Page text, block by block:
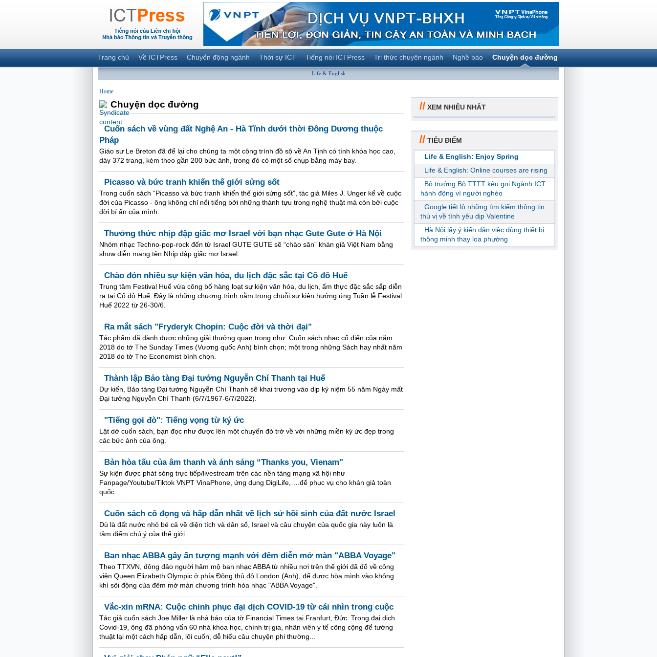
Trang chủ Về ICTPress Chuyển động ngành Thời sự ICT Tiếng nói ICTPress Tri thức chuyên ngành Nghề báo Chuyện dọc đường
Life & English
Home
Chuyện dọc đường
Cuốn sách về vùng đất Nghệ An - Hà Tĩnh dưới thời Đông Dương thuộc
Pháp
Giáo sư Le Breton đã để lại cho chúng ta một công trình đồ sộ về An Tịnh có tính khóa học cao,
dày 372 trang, kèm theo gần 200 bức ảnh, trong đó có một số chụp bằng máy bay.
Picasso và bức tranh khiến thế giới sửng sốt
Trong cuốn sách “Picasso và bức tranh khiến thế giới sửng sốt”, tác giả Miles J. Unger kể về cuộc
đời của Picasso - ông không chỉ nổi tiếng bởi những thành tựu trong nghệ thuật mà còn bởi cuộc
đời bí ẩn của mình.
Thưởng thức nhịp đập giấc mơ Israel với bạn nhạc Gute Gute ở Hà Nội
Nhóm nhạc Techno-pop-rock đến từ Israel GUTE GUTE sẽ “chào sân” khán giả Việt Nam bằng
show diễn mang tên Nhịp đập giấc mơ Israel.
Chào đón nhiều sự kiện văn hóa, du lịch đặc sắc tại Cố đô Huế
Trung tâm Festival Huế vừa công bố hàng loạt sự kiện văn hóa, du lịch, ẩm thực đặc sắc sắp diễn
ra tại Cố đô Huế. Đây là những chương trình nằm trong chuỗi sự kiện hưởng ứng Tuần lễ Festival
Huế 2022 từ 26-30/6.
Ra mắt sách "Fryderyk Chopin: Cuộc đời và thời đại"
Tác phẩm đã dành được những giải thưởng quan trọng như: Cuốn sách nhạc cổ điển của năm
2018 do tờ The Sunday Times (Vương quốc Anh) bình chọn; một trong những Sách hay nhất năm
2018 do tờ The Economist bình chọn.
Thành lập Bảo tàng Đại tướng Nguyễn Chí Thanh tại Huế
Dự kiến, Bảo tàng Đại tướng Nguyễn Chí Thanh sẽ khai trương vào dịp kỷ niệm 55 năm Ngày mất
Đại tướng Nguyễn Chí Thanh (6/7/1967-6/7/2022).
"Tiếng gọi đò": Tiếng vọng từ ký ức
Lật dở cuốn sách, bạn đọc như được lên một chuyến đò trở về với những miền ký ức đẹp trong
các bức ảnh của ông.
Bản hòa tấu của âm thanh và ánh sáng “Thanks you, Vienam"
Sự kiện được phát sóng trực tiếp/livestream trên các nền tảng mạng xã hội như
Fanpage/Youtube/Tiktok VNPT VinaPhone, ứng dụng DigiLife,….để phục vụ cho khán giả toàn
quốc.
Cuốn sách cô đọng và hấp dẫn nhất về lịch sử hồi sinh của đất nước Israel
Dù là đất nước nhỏ bé cả về diện tích và dân số, Israel và câu chuyện của quốc gia này luôn là
tâm điểm chú ý của thế giới.
Ban nhạc ABBA gây ấn tượng mạnh với đêm diễn mở màn "ABBA Voyage"
Theo TTXVN, đông đảo người hâm mộ ban nhạc ABBA từ nhiều nơi trên thế giới đã đổ về công
viên Queen Elizabeth Olympic ở phía Đông thủ đô London (Anh), để được hòa mình vào không
khí sôi động của đêm mở màn chương trình hòa nhạc "ABBA Voyage".
Vắc-xin mRNA: Cuộc chinh phục đại dịch COVID-19 từ cái nhìn trong cuộc
Tác giả cuốn sách Joe Miller là nhà báo của tờ Financial Times tại Franfurt, Đức. Trong đại dịch
Covid-19, ông đã phỏng vấn 60 nhà khoa học, chính trị gia, nhân viên y tế công cộng để tường
thuật lại một cách hấp dẫn, lôi cuốn, dễ hiểu câu chuyện phi thường...
// XEM NHIỀU NHẤT
// TIÊU ĐIỂM
Life & English: Enjoy Spring
Life & English: Online courses are rising
Bộ trưởng Bộ TTTT kêu gọi Ngành ICT
hành động vì người nghèo
Google tiết lộ những tìm kiếm thông tin
thú vị về tình yêu dịp Valentine
Hà Nội lấy ý kiến dân việc dùng thiết bị
thông minh thay loa phường